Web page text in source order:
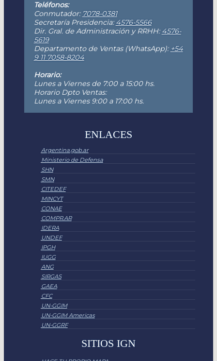
Teléfonos:
Conmutador: 7078-0381
Secretaría Presidencia: 4576-5566
Dir. Gral. de Administración y RRHH: 4576-
5619
Departamento de Ventas (WhatsApp): +54
9 11 7058-8204
Horario:
Lunes a Viernes de 7:00 a 15:00 hs.
Horario Dpto Ventas:
Lunes a Viernes 9:00 a 17:00 hs.
ENLACES
Argentina.gob.ar
Ministerio de Defensa
SHN
SMN
CITEDEF
MINCYT
CONAE
COMPR.AR
IDERA
UNDEF
IPGH
IUGG
ANG
SIRGAS
GAEA
CFC
UN-GGIM
UN-GGIM Americas
UN-GGRF
SITIOS IGN